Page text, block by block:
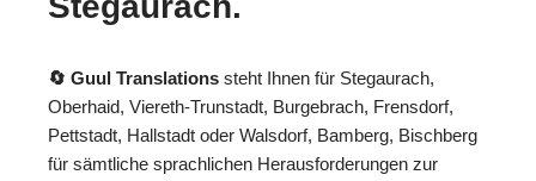
🔄 Guul Translations steht Ihnen für Stegaurach,
Oberhaid, Viereth-Trunstadt, Burgebrach, Frensdorf,
Pettstadt, Hallstadt oder Walsdorf, Bamberg, Bischberg
für sämtliche sprachlichen Herausforderungen zur